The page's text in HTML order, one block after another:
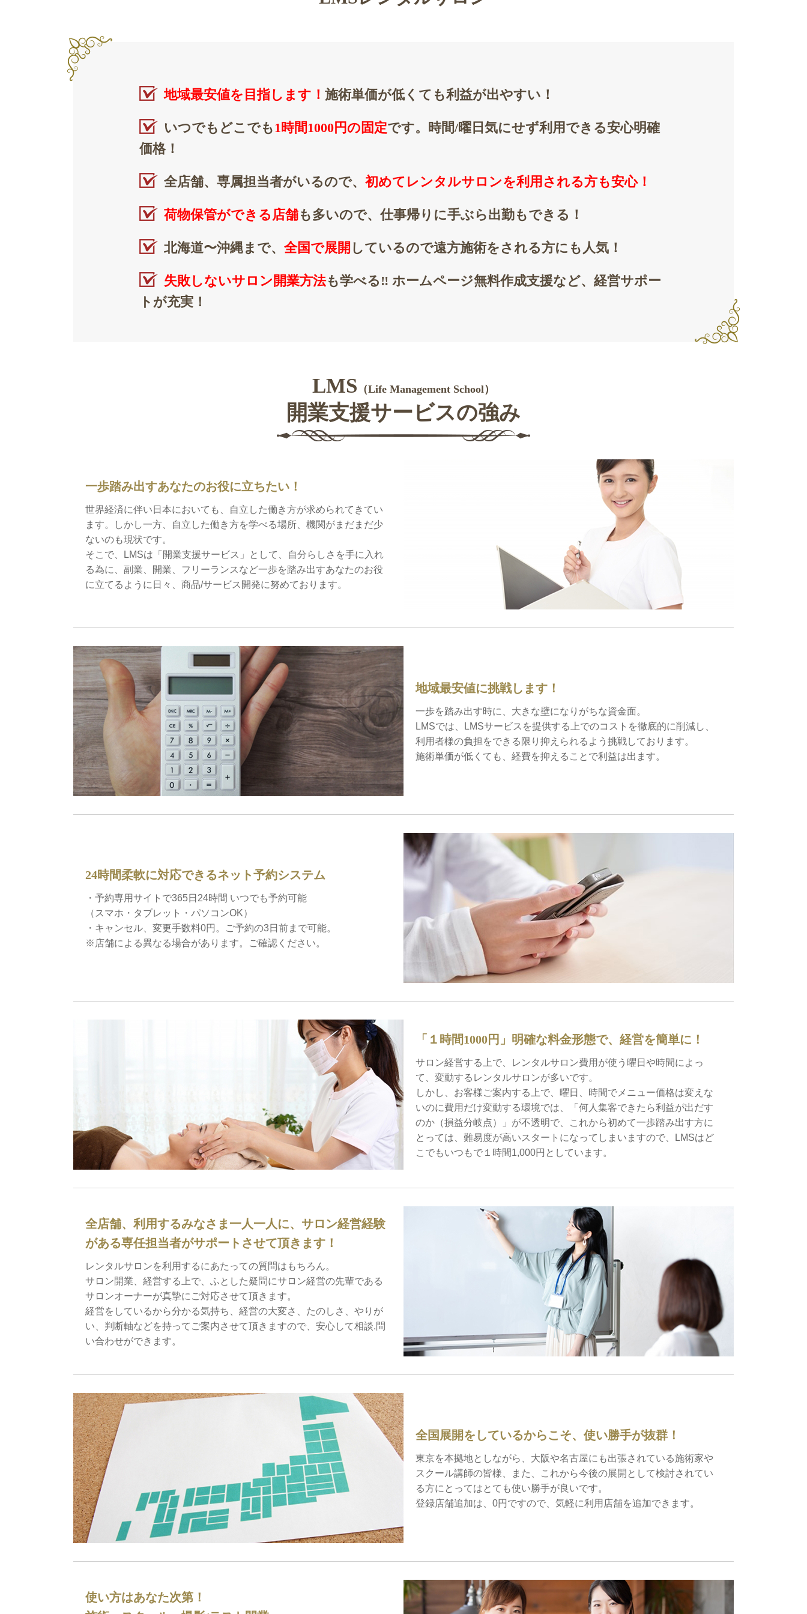
地域最安値を目指します！ 施術単価が低くても利益が出やすい！
いつでもどこでも1時間1000円の固定です。時間/曜日気にせず利用できる安心明確
価格！
全店舗、専属担当者がいるので、 初めてレンタルサロンを利用される方も安心！
荷物保管ができる店舗も多いので、仕事帰りに手ぶら出勤もできる！
北海道〜沖縄まで、 全国で展開 しているので遠方施術をされる方にも人気！
失敗しないサロン開業方法も学べる‼︎ ホームページ無料作成支援など、経営サポー
トが充実！
LMS （Life Management School）
開業支援サービスの強み
一歩踏み出すあなたのお役に立ちたい！
世界経済に伴い日本においても、自立した働き方が求められてきてい
ます。しかし一方、自立した働き方を学べる場所、機関がまだまだ少
ないのも現状です。
そこで、LMSは「開業支援サービス」として、自分らしさを手に入れ
る為に、副業、開業、フリーランスなど一歩を踏み出すあなたのお役
に立てるように日々、商品/サービス開発に努めております。
地域最安値に挑戦します！
一歩を踏み出す時に、大きな壁になりがちな資金面。
LMSでは、LMSサービスを提供する上でのコストを徹底的に削減し、
利用者様の負担をできる限り抑えられるよう挑戦しております。
施術単価が低くても、経費を抑えることで利益は出ます。
24時間柔軟に対応できるネット予約システム
・予約専用サイトで365日24時間 いつでも予約可能
（スマホ・タブレット・パソコンOK）
・キャンセル、変更手数料0円。ご予約の3日前まで可能。
※店舗による異なる場合があります。ご確認ください。
「１時間1000円」明確な料金形態で、経営を簡単に！
サロン経営する上で、レンタルサロン費用が使う曜日や時間によっ
て、変動するレンタルサロンが多いです。
しかし、お客様ご案内する上で、曜日、時間でメニュー価格は変えな
いのに費用だけ変動する環境では、「何人集客できたら利益が出だす
のか（損益分岐点）」が不透明で、これから初めて一歩踏み出す方に
とっては、難易度が高いスタートになってしまいますので、LMSはど
こでもいつもで１時間1,000円としています。
全店舗、利用するみなさま一人一人に、サロン経営経験
がある専任担当者がサポートさせて頂きます！
レンタルサロンを利用するにあたっての質問はもちろん。
サロン開業、経営する上で、ふとした疑問にサロン経営の先輩である
サロンオーナーが真摯にご対応させて頂きます。
経営をしているから分かる気持ち、経営の大変さ、たのしさ、やりが
い、判断軸などを持ってご案内させて頂きますので、安心して相談.問
い合わせができます。
全国展開をしているからこそ、使い勝手が抜群！
東京を本拠地としながら、大阪や名古屋にも出張されている施術家や
スクール講師の皆様、また、これから今後の展開として検討されてい
る方にとってはとても使い勝手が良いです。
登録店舗追加は、0円ですので、気軽に利用店舗を追加できます。
使い方はあなた次第！